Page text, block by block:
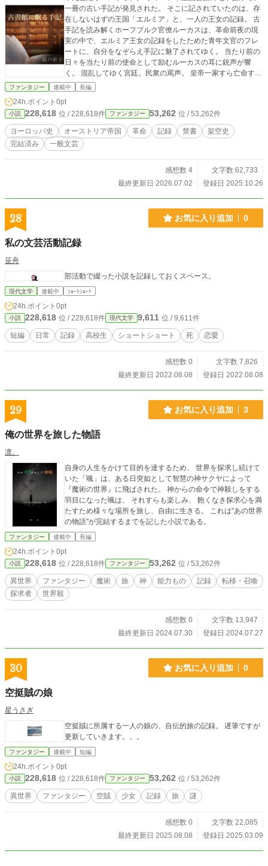
一冊の古い手記が発見された。 そこに記されていたのは、存
在しないはずの王国「エルミア」と、一人の王女の記録。 古
手記を読み解くホーフブルク官僚ルーカスは、革命前夜の現
実の中で、エルミア王女の記録をしたためた青年文官のフレ
ートに、自分をなぞらえ手記に魅了されてゆく。 当たり前の
日々を当たり前の使命として励むルーカスの耳に銃声が響
く。 混乱してゆく宮廷。民衆の罵声。 皇帝一家すら亡命する
中、ルーカスはたった一人手記を読み解き続ける。 一方、手
界の深淵を知り、人間とは、王族とは何かを問われる。 手記
を最後まで読み終えたルーカスが「記録を残す意味」を問わ
れた時、決断し出した答えは、英断でもなんでもない。 書物
に惹き付けられた、ひとりの人間の意思。 ウィーン三月革命
を舞台に、ふたつの物語を綴った歴史小説です。 本作はムソ
カスの語りは、展示を巡るプロムナードのように進み、その
歩みは少しずつ変化していきます。 ※アルファポリス25周年
ファンタジー 連載中 長編
24h.ポイント 0pt
小説 228,618 位 / 228,618件 ファンタジー 53,262 位 / 53,262件
ヨーロッパ史 オーストリア帝国 革命 記録 禁書
架空史
完結済み
一般文芸
感想数 4
文字数 62,733
最終更新日 2026.07.02
登録日 2025.10.26
28 お気に入り追加 0
私の文芸活動記録
笹舟
部活動で綴った小説を記録しておくスペース。
現代文学 連載中 ｼｮｰﾄｼｮｰﾄ
24h.ポイント 0pt
小説 228,618 位 / 228,618件 現代文学 9,611 位 / 9,611件
短編 日常 記録 高校生 ショートショート 死 恋愛
感想数 0
文字数 7,826
最終更新日 2022.08.08
登録日 2022.08.08
29 お気に入り追加 3
俺の世界を旅した物語
凛。
自身の人生をかけて目的を達するため、 世界を探求し続けて
いた「颯」は、ある日突如として智慧の神サクヤによって
『魔術の世界』に飛ばされた。 神からの命令で神殺しをする
羽目になった颯は、 それすらも楽しみ、 飽くなき探求心を満
たすため様々な場所を旅し、自由に生きる。 これは"あの世界
の物語"が完結するまでを記した小説である。
ファンタジー 連載中 長編
24h.ポイント 0pt
小説 228,618 位 / 228,618件 ファンタジー 53,262 位 / 53,262件
異世界 ファンタジー 魔術 旅 神 能力もの 記録
転移・召喚
探求者
世界観
感想数 0
文字数 13,947
最終更新日 2024.07.30
登録日 2024.07.27
30 お気に入り追加 0
空挺賊の娘
星うさぎ
空挺賊に所属する一人の娘の、自伝的旅の記録。 遅筆ですが
更新していきます。。。
ファンタジー 連載中 短編
24h.ポイント 0pt
小説 228,618 位 / 228,618件 ファンタジー 53,262 位 / 53,262件
異世界 ファンタジー 空賊 少女 記録 旅 謎
感想数 0
文字数 22,085
最終更新日 2025.08.08
登録日 2025.03.09